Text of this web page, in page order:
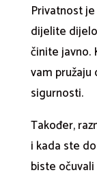
Privatnost
dijelite
činite javno.
vam
sigurnosti.
Također,
i kada ste
biste